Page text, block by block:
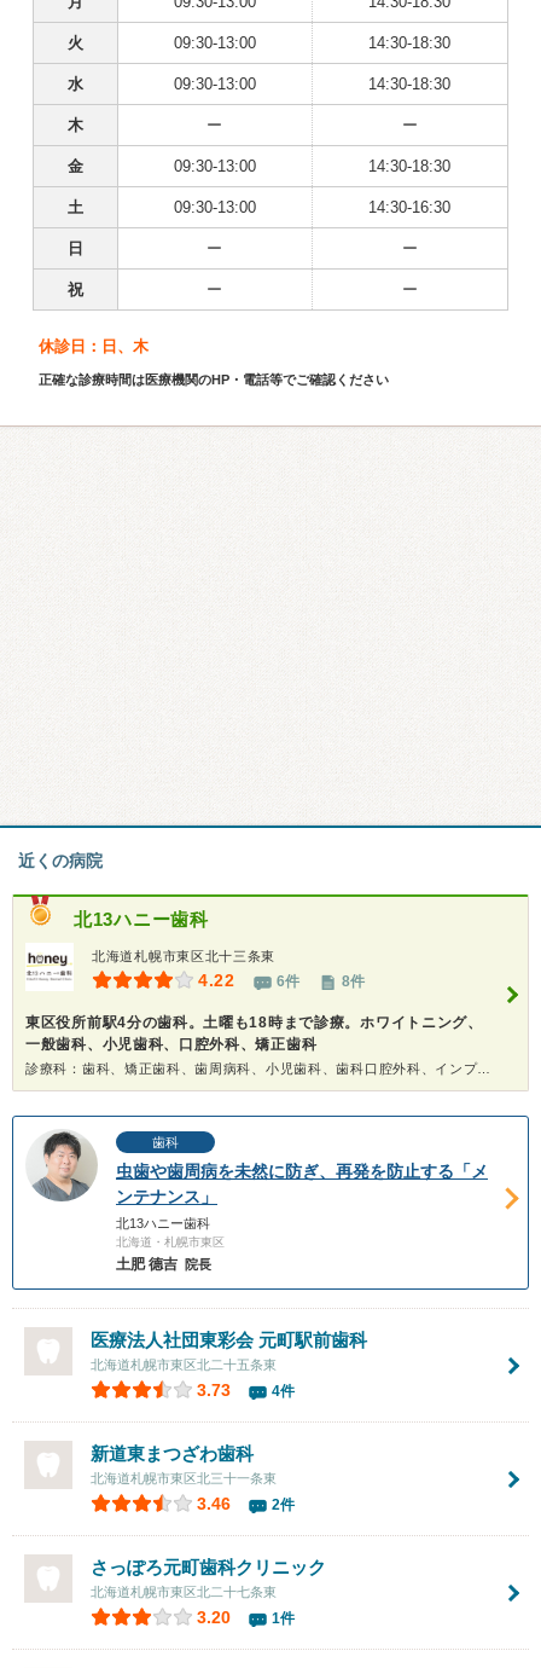
火 09:30-13:00 14:30-18:30
水 09:30-13:00 14:30-18:30
木 ー ー
金 09:30-13:00 14:30-18:30
土 09:30-13:00 14:30-16:30
日 ー ー
祝 ー ー
休診日：日、木
正確な診療時間は医療機関のHP・電話等でご確認ください
近くの病院
北13ハニー歯科
北海道札幌市東区北十三条東
4.22 6件 8件
東区役所前駅4分の歯科。土曜も18時まで診療。ホワイトニング、
一般歯科、小児歯科、口腔外科、矯正歯科
診療科：歯科、矯正歯科、歯周病科、小児歯科、歯科口腔外科、インプラント、ホワイトニング
歯科
虫歯や歯周病を未然に防ぎ、再発を防止する「メ
ンテナンス」
北13ハニー歯科
北海道・札幌市東区
土肥 德吉 院長
医療法人社団東彩会 元町駅前歯科
北海道札幌市東区北二十五条東
3.73 4件
新道東まつざわ歯科
北海道札幌市東区北三十一条東
3.46 2件
さっぽろ元町歯科クリニック
北海道札幌市東区北二十七条東
3.20 1件